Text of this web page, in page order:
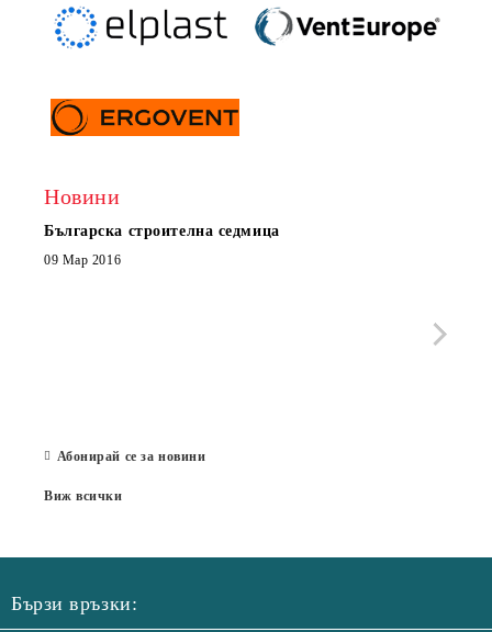
Новини
Българска строителна седмица
09 Мар 2016
Абонирай се за новини
Виж всички
Бързи връзки: